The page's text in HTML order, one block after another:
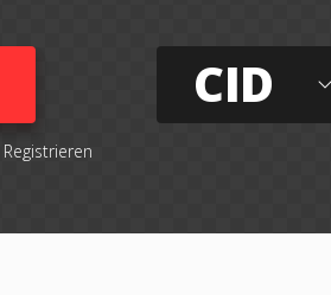
Registrieren
CID